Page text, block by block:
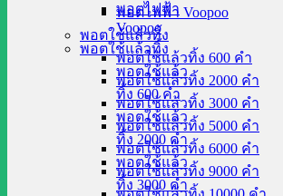
พอตไฟฟ้า
Voopoo
พอตใช้แล้วทิ้ง
พอตใช้แล้ว
ทิ้ง 600 คำ
พอตใช้แล้ว
ทิ้ง 2000 คำ
พอตใช้แล้ว
ทิ้ง 3000 คำ
พอตไฟฟ้า Voopoo
พอตใช้แล้วทิ้ง
พอตใช้แล้วทิ้ง 600 คำ
พอตใช้แล้วทิ้ง 2000 คำ
พอตใช้แล้วทิ้ง 3000 คำ
พอตใช้แล้วทิ้ง 5000 คำ
พอตใช้แล้วทิ้ง 6000 คำ
พอตใช้แล้วทิ้ง 9000 คำ